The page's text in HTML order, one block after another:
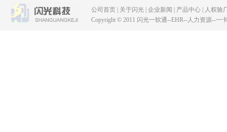
公司首页 关于闪光 企业新闻 产品中心
人权验
Copyright © 2011 闪光一软通--EHR--人力资源--一